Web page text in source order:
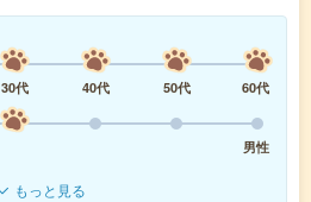
30代 40代 50代
60代
男性
もっと見る